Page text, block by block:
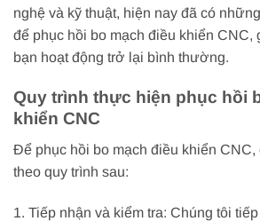
nghệ và kỹ thuật, hiện nay đã có
để phục hồi bo mạch điều khiển CNC,
bạn hoạt động trở lại bình thường.
Quy trình thực hiện phục hồi
khiển CNC
Để phục hồi bo mạch điều khiển CNC,
theo quy trình sau:
1. Tiếp nhận và kiểm tra: Chúng tôi